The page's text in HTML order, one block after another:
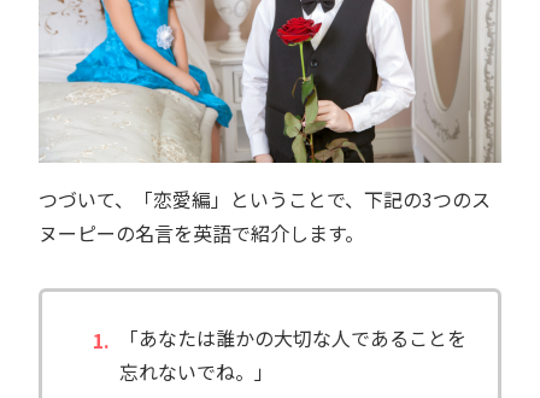
つづいて、「恋愛編」ということで、下記の3つのス
ヌーピーの名言を英語で紹介します。
「あなたは誰かの大切な人であることを
忘れないでね。」